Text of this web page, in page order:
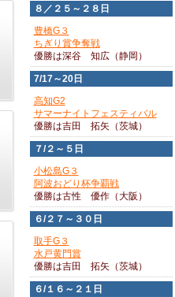
８／２５～２８日
豊橋G３
ちぎり賞争奪戦
優勝は深谷 知広（静岡）
7/17～20日
高知G2
サマーナイトフェスティバル
優勝は吉田 拓矢（茨城）
７/２～５日
小松島G３
阿波おどり杯争覇戦
優勝は古性 優作（大阪）
６/２７～３０日
取手G３
水戸黄門賞
優勝は吉田 拓矢（茨城）
６/１６～２１日